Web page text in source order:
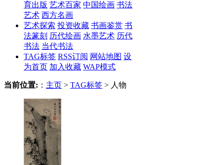
育出版 艺术百家 中国绘画 书法
艺术 西方名画
艺术探索 投资收藏 书画鉴赏 书
法篆刻 历代绘画 水墨艺术 历代
书法 当代书法
TAG标签 RSS订阅 网站地图 设
为首页 加入收藏 WAP模式
当前位置: ： 主页 > TAG标签 > 人物